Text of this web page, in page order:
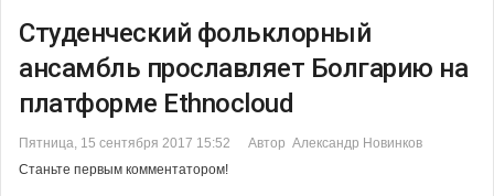
Студенческий фольклорный
ансамбль прославляет Болгарию на
платформе Еthnocloud
Пятница, 15 сентября 2017 15:52
Автор Александр Новинков
Станьте первым комментатором!